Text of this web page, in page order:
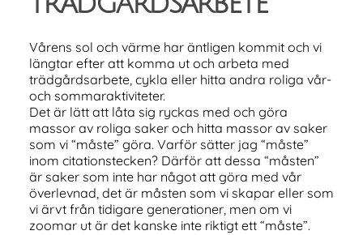
Vårens sol och värme har äntligen kommit och vi
längtar efter att komma ut och arbeta med
trädgårdsarbete, cykla eller hitta andra roliga vår-
och sommaraktiviteter.
Det är lätt att låta sig ryckas med och göra
massor av roliga saker och hitta massor av saker
som vi “måste” göra. Varför sätter jag “måste”
inom citationstecken? Därför att dessa “måsten”
är saker som inte har något att göra med vår
överlevnad, det är måsten som vi skapar eller som
vi ärvt från tidigare generationer, men om vi
zoomar ut är det kanske inte riktigt ett “måste”.